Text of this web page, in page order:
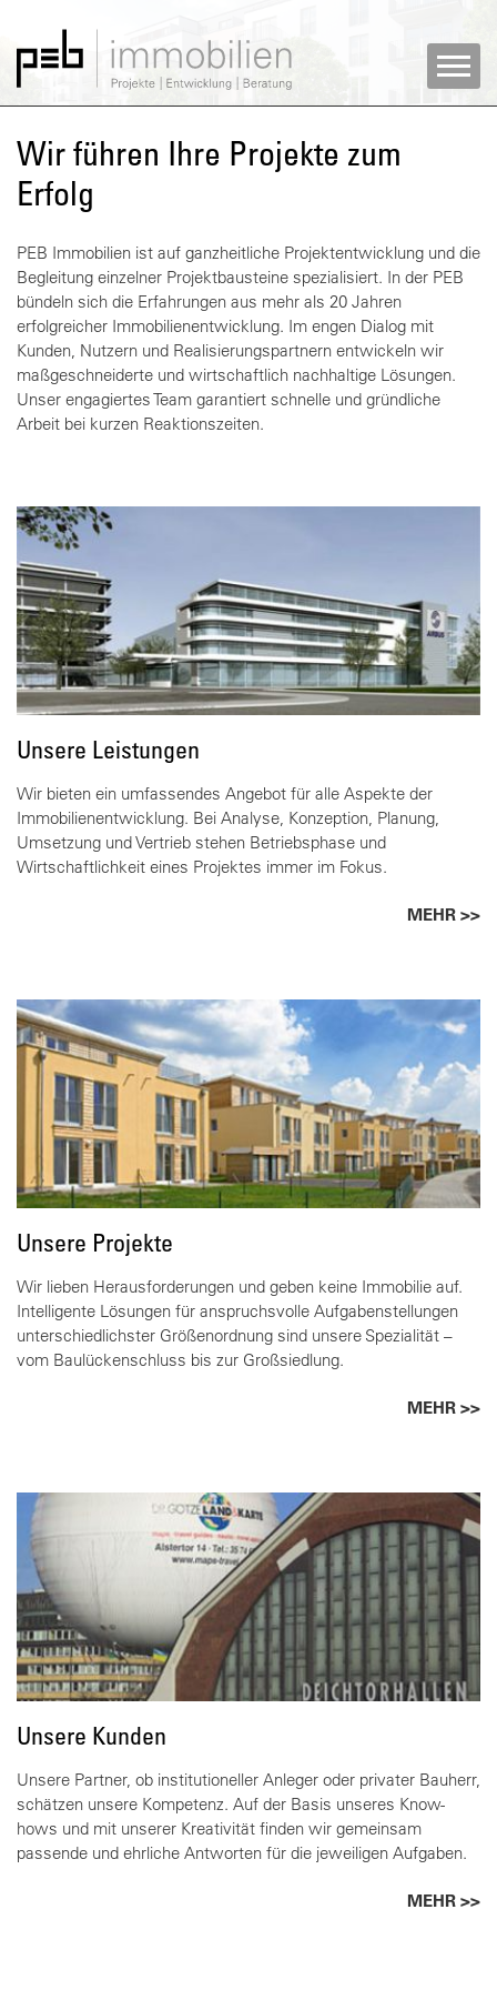
Wir führen Ihre Projekte zum
Erfolg
PEB Immobilien ist auf ganzheitliche Projektentwicklung und die
Begleitung einzelner Projektbausteine spezialisiert. In der PEB
bündeln sich die Erfahrungen aus mehr als 20 Jahren
erfolgreicher Immobilienentwicklung. Im engen Dialog mit
Kunden, Nutzern und Realisierungspartnern entwickeln wir
maßgeschneiderte und wirtschaftlich nachhaltige Lösungen.
Unser engagiertes Team garantiert schnelle und gründliche
Arbeit bei kurzen Reaktionszeiten.
Unsere Leistungen
Wir bieten ein umfassendes Angebot für alle Aspekte der
Immobilienentwicklung. Bei Analyse, Konzeption, Planung,
Umsetzung und Vertrieb stehen Betriebsphase und
Wirtschaftlichkeit eines Projektes immer im Fokus.
MEHR >>
Unsere Projekte
Wir lieben Herausforderungen und geben keine Immobilie auf.
Intelligente Lösungen für anspruchsvolle Aufgabenstellungen
unterschiedlichster Größenordnung sind unsere Spezialität –
vom Baulückenschluss bis zur Großsiedlung.
MEHR >>
Unsere Kunden
Unsere Partner, ob institutioneller Anleger oder privater Bauherr,
schätzen unsere Kompetenz. Auf der Basis unseres Know-
hows und mit unserer Kreativität finden wir gemeinsam
passende und ehrliche Antworten für die jeweiligen Aufgaben.
MEHR >>